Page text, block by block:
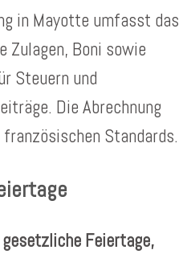
in Mayotte umfasst das
Zulagen, Boni sowie
Steuern und
Die Abrechnung
Standards.
Feiertage,